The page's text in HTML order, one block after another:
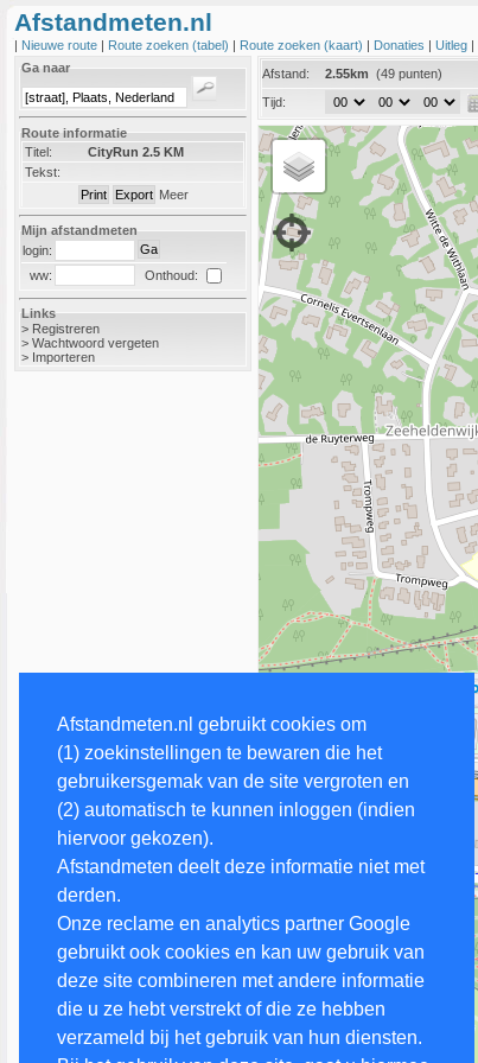
Afstandmeten.nl gebruikt cookies om
(1) zoekinstellingen te bewaren die het
gebruikersgemak van de site vergroten en
(2) automatisch te kunnen inloggen (indien
hiervoor gekozen).
Afstandmeten deelt deze informatie niet met
derden.
Onze reclame en analytics partner Google
gebruikt ook cookies en kan uw gebruik van
deze site combineren met andere informatie
die u ze hebt verstrekt of die ze hebben
verzameld bij het gebruik van hun diensten.
Afstandmeten.nl
| Nieuwe route | Route zoeken (tabel) | Route zoeken (kaart) | Donaties | Uitleg |
Ga naar
Route informatie
Titel:
CityRun 2.5 KM
Tekst:
Meer
Mijn afstandmeten
login:
ww:
Onthoud:
Links
> Registreren
> Wachtwoord vergeten
> Importeren
Afstand: 2.55km
(49 punten)
Tijd: